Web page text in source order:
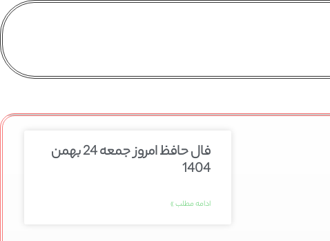
فال حافظ امروز جمعه 24 بهمن
1404
ادامه مطلب »